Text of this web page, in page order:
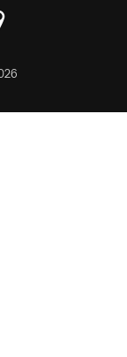
en YouTube
Encuéntranos en